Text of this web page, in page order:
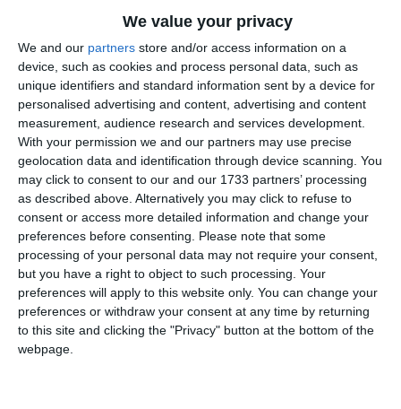
We value your privacy
We and our partners store and/or access information on a
device, such as cookies and process personal data, such as
unique identifiers and standard information sent by a device for
personalised advertising and content, advertising and content
measurement, audience research and services development.
With your permission we and our partners may use precise
geolocation data and identification through device scanning. You
may click to consent to our and our 1733 partners’ processing
as described above. Alternatively you may click to refuse to
consent or access more detailed information and change your
preferences before consenting.
Please note that some
processing of your personal data may not require your consent,
but you have a right to object to such processing. Your
preferences will apply to this website only. You can change your
preferences or withdraw your consent at any time by returning
to this site and clicking the "Privacy" button at the bottom of the
webpage.
Posteaza comentariul
ARTICOLE ASEMANATOARE
312 05 Aug, 2026 12:03
Motociclist decedat într-un accident rutier pe DN1 între Brașov și Sibiu